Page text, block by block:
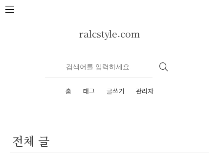
본문 바로가기
ralcstyle.com
홈 태그 글쓰기 관리자
전체 글